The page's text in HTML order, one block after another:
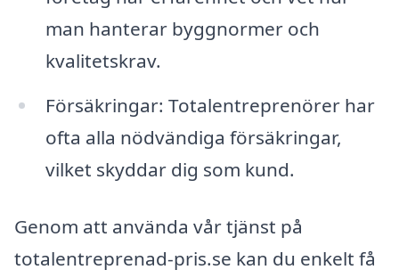
man hanterar byggnormer och
kvalitetskrav.
Försäkringar: Totalentreprenörer har
ofta alla nödvändiga försäkringar,
vilket skyddar dig som kund.
Genom att använda vår tjänst på
totalentreprenad-pris.se kan du enkelt få